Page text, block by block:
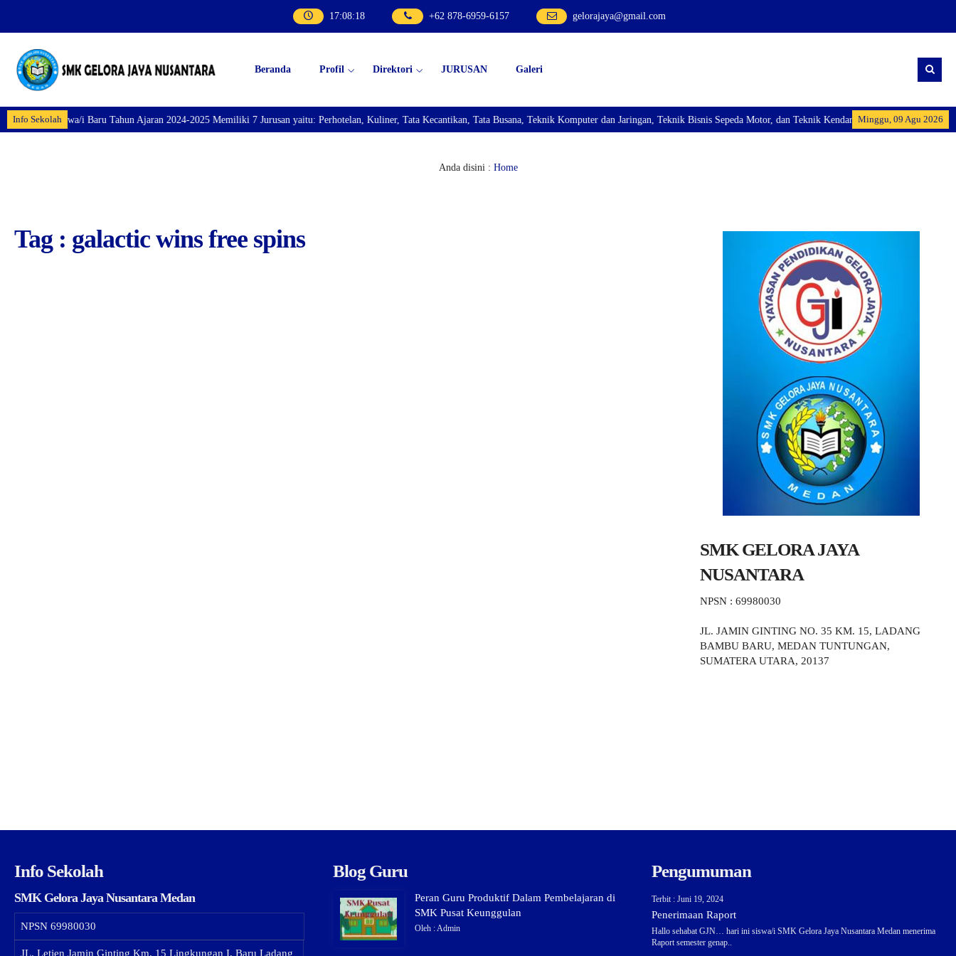
17:08:19 +62 878-6959-6157 gelorajaya@gmail.com
Beranda Profil Direktori JURUSAN Galeri
Info Sekolah Minggu, 09 Agu 2026
Siswa/i Baru Tahun Ajaran 2024-2025 Memiliki 7 Jurusan yaitu: Perhotelan, Kuliner, Tata Kecantikan, Tata Busana, Teknik Komputer dan Jaringan, Teknik Bisnis Sepeda Motor, dan Teknik Kendaraan Ringan Dan membuka
Anda disini : Home
Tag : galactic wins free spins
SMK GELORA JAYA
NUSANTARA
NPSN : 69980030
JL. JAMIN GINTING NO. 35 KM. 15, LADANG
BAMBU BARU, MEDAN TUNTUNGAN,
SUMATERA UTARA, 20137
Info Sekolah
SMK Gelora Jaya Nusantara Medan
NPSN 69980030
JL. Letjen Jamin Ginting Km. 15 Lingkungan I, Baru Ladang
Blog Guru
Peran Guru Produktif Dalam Pembelajaran di
SMK Pusat Keunggulan
Oleh : Admin
Pengumuman
Terbit : Juni 19, 2024
Penerimaan Raport
Hallo sehabat GJN… hari ini siswa/i SMK Gelora Jaya Nusantara Medan menerima
Raport semester genap..